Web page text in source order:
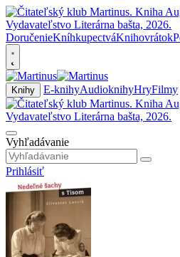
DoručenieKníhkupectváKnihovrátok
Knihy E-knihyAudioknihyHryFilmy
Vyhľadávanie
Prihlásiť